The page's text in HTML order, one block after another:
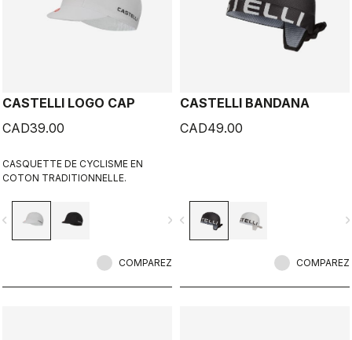
CASTELLI LOGO CAP
CAD39.00
CASQUETTE DE CYCLISME EN
COTON TRADITIONNELLE.
navigate_next
COMPAREZ
CASTELLI BANDANA
CAD49.00
navigate_before
COMPAREZ